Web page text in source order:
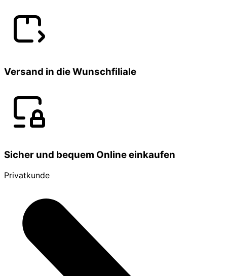
Versand in die Wunschfiliale
Sicher und bequem Online einkaufen
Privatkunde